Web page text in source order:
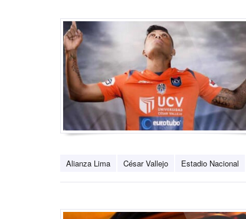
Alianza Lima César Vallejo Estadio Nacional